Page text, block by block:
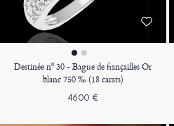
Destinée nº 30 - Bague de fiançailles Or
blanc 750 ‰ (18 carats)
4600 €